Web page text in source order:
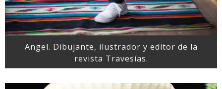
Angel. Dibujante, ilustrador y editor de la
revista Travesías.